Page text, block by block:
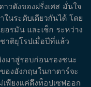
าวดังของฝรั่งเศส มั่นใจ
นระดับเดียวกันได้ โดย
อรมัน และเช็ก ระหว่าง
าติยุโรปเมื่อปีที่แล้ว
งมาสู่รอบก่อนรองชนะ
องอังกฤษในกาตาร์จะ
พียงแค่ดึงท็อปเซฟออก